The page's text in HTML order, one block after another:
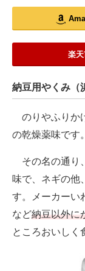
楽天
納豆用やくみ（
のりやふりか
の乾燥薬味です
その名の通り
味で、ネギの他
す。メーカーい
など納豆以外に
ところおいしく